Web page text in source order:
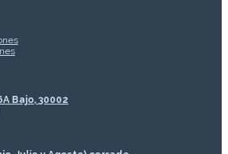
Bajo, 30002